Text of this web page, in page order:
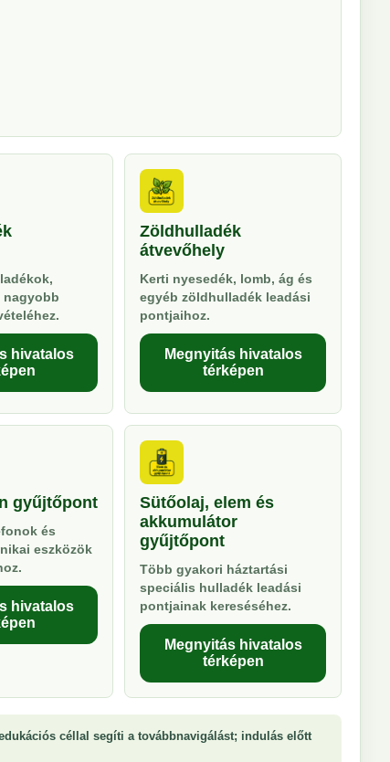
nagyobb
hivatalos
Zöldhulladék
átvevőhely
Kerti nyesedék, lomb, ág és
egyéb zöldhulladék leadási
pontjaihoz.
Megnyitás hivatalos
térképen
gyűjtőpont
és
eszközök
hivatalos
Sütőolaj, elem és
akkumulátor
gyűjtőpont
Több gyakori háztartási
speciális hulladék leadási
pontjainak kereséséhez.
Megnyitás hivatalos
térképen
céllal segíti a továbbnavigálást; indulás előtt